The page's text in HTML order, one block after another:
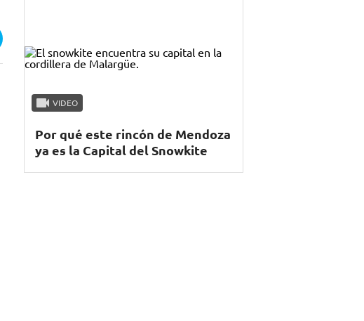
VIDEO
Por qué este rincón de Mendoza
ya es la Capital del Snowkite